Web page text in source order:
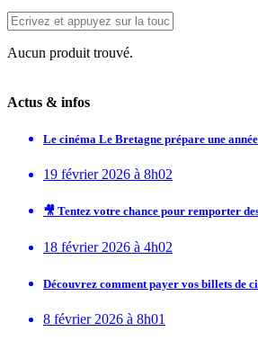
Aucun produit trouvé.
Actus & infos
Le cinéma Le Bretagne prépare une
19 février 2026 à 8h02
🎥 Tentez votre chance pour remporter
18 février 2026 à 4h02
Découvrez comment payer vos billets de
8 février 2026 à 8h01